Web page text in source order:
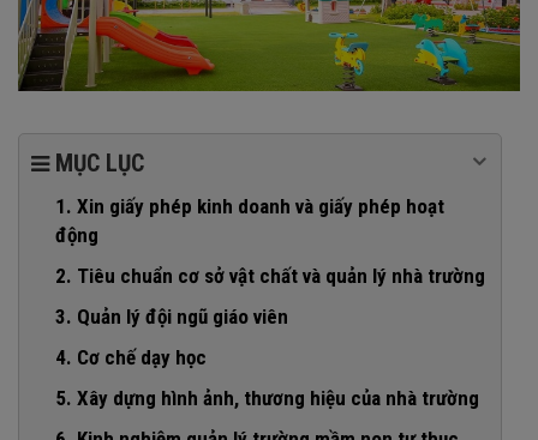
MỤC LỤC
1. Xin giấy phép kinh doanh và giấy phép hoạt
động
2. Tiêu chuẩn cơ sở vật chất và quản lý nhà trường
3. Quản lý đội ngũ giáo viên
4. Cơ chế dạy học
5. Xây dựng hình ảnh, thương hiệu của nhà trường